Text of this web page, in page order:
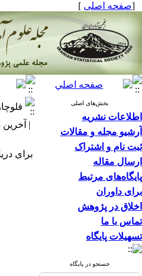
[صفحه اصلی ]
بخش‌های اصلی
اطلاعات نشریه
آرشیو مجله و مقالات
ثبت نام و اشتراک
ارسال مقاله
پایگاه‌های مرتبط
برای داوران
اخلاق در پژوهش
تماس با ما
تسهیلات پایگاه
جستجو در پایگاه
| آخرین
برای